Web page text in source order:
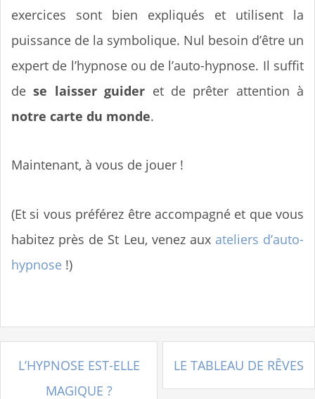
exercices sont bien expliqués et utilisent la
puissance de la symbolique. Nul besoin d’être un
expert de l’hypnose ou de l’auto-hypnose. Il suffit
dese laisser guider et de prêter attention à
notre carte du monde.
Maintenant, à vous de jouer !
(Et si vous préférez être accompagné et que vous
habitez près de St Leu, venez aux ateliers d’auto-
hypnose !)
L’HYPNOSE EST-ELLE
MAGIQUE ?
LE TABLEAU DE RÊVES